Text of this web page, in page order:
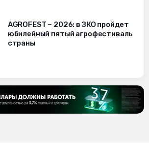
AGROFEST – 2026: в ЗКО пройдет
юбилейный пятый агрофестиваль
страны